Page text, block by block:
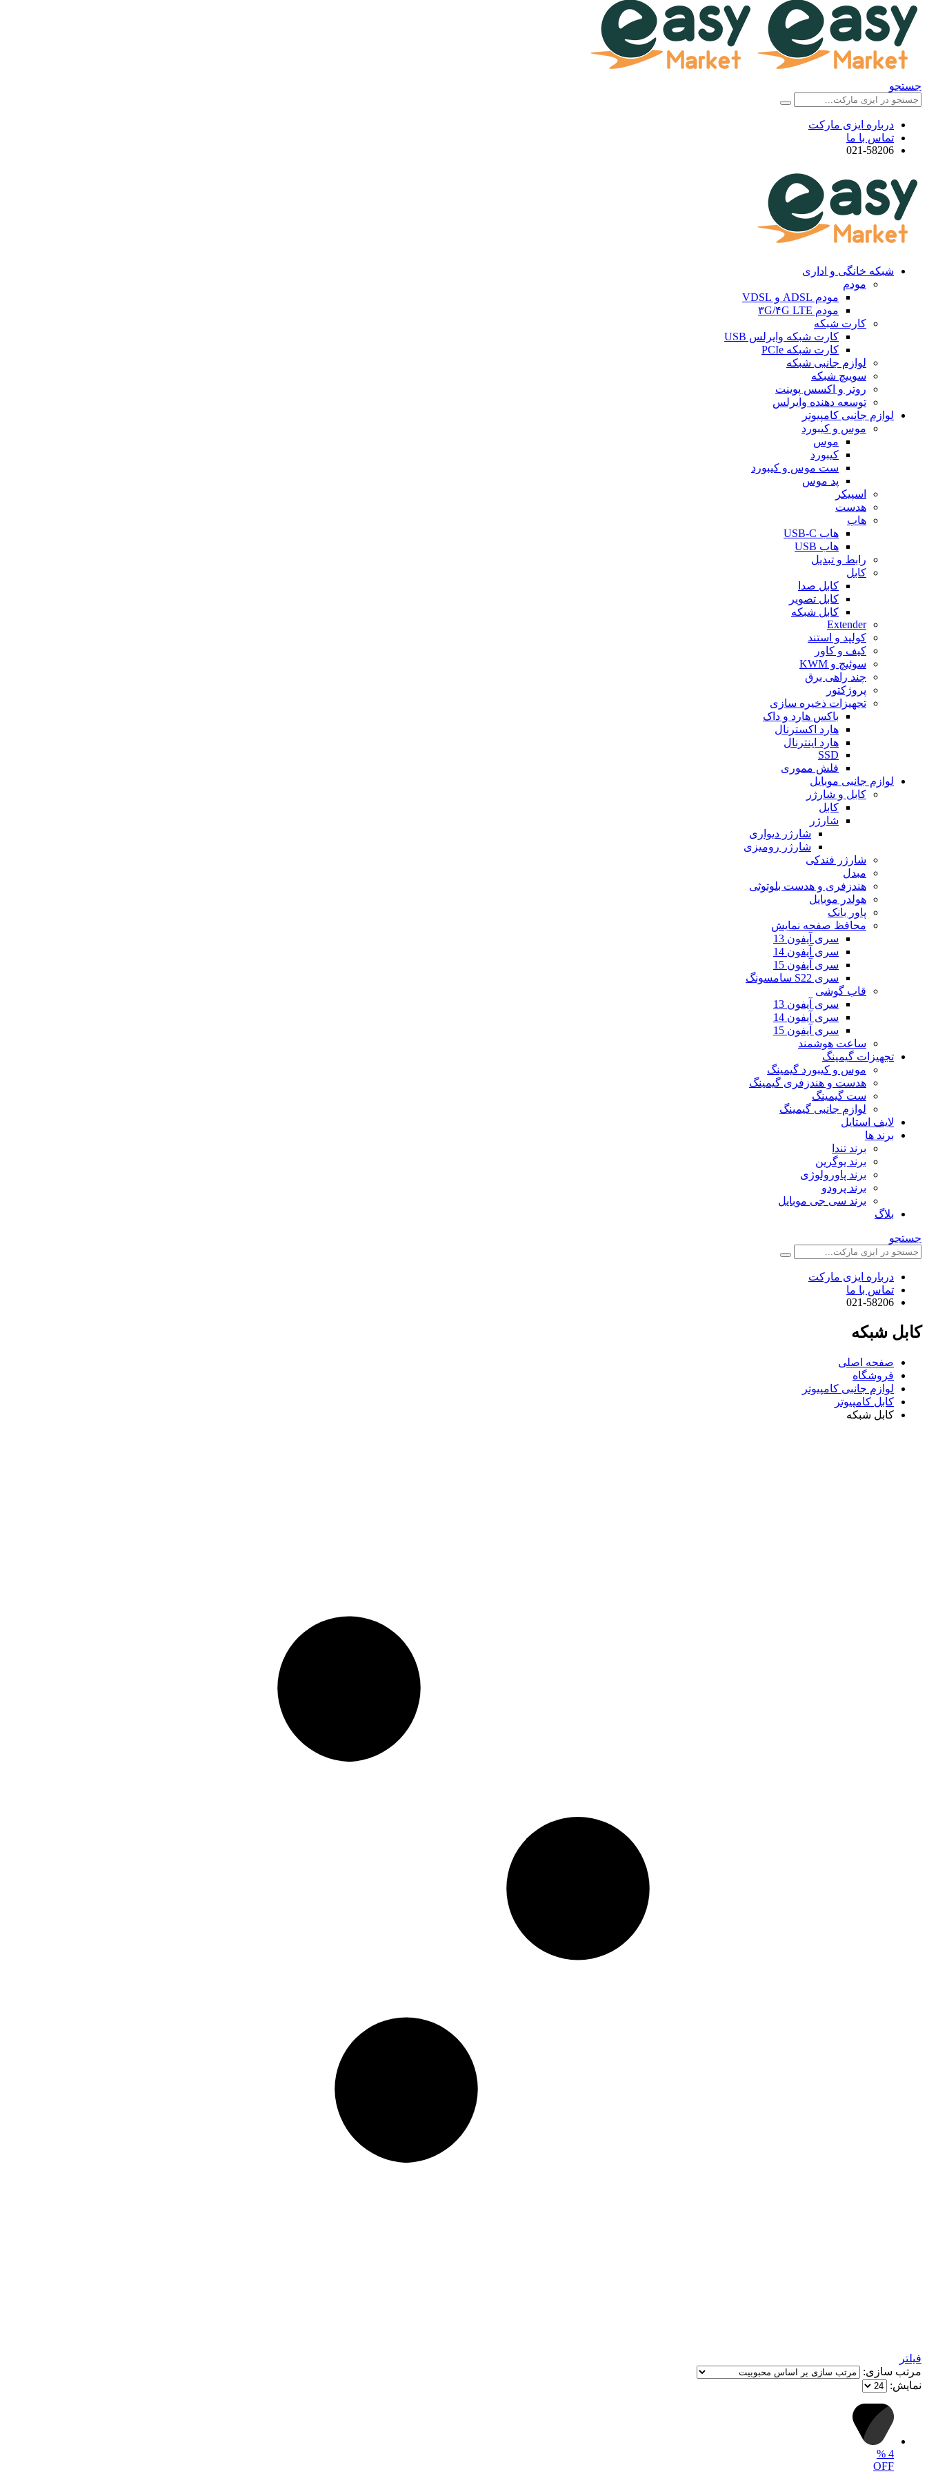
جستجو
درباره ایزی مارکت
تماس با ما
021-58206
شبکه خانگی و اداری
مودم
مودم ADSL و VDSL
مودم ۳G/۴G LTE
کارت شبکه
کارت شبکه وایرلس USB
کارت شبکه PCIe
لوازم جانبی شبکه
سوییچ شبکه
روتر و اکسس پوینت
توسعه دهنده وایرلس
لوازم جانبی کامپیوتر
موس و کیبورد
موس
کیبورد
ست موس و کیبورد
پد موس
اسپیکر
هدست
هاب
هاب USB-C
هاب USB
رابط و تبدیل
کابل
کابل صدا
کابل تصویر
کابل شبکه
Extender
کولپد و استند
کیف و کاور
سوئیچ و KWM
چند راهی برق
پروژکتور
تجهیزات ذخیره سازی
باکس هارد و داک
هارد اکسترنال
هارد اینترنال
SSD
فلش مموری
لوازم جانبی موبایل
کابل و شارژر
کابل
شارژر
شارژر دیواری
شارژر رومیزی
شارژر فندکی
مبدل
هندزفری و هدست بلوتوثی
هولدر موبایل
پاور بانک
محافظ صفحه نمایش
سری آیفون 13
سری آیفون 14
سری آیفون 15
سری S22 سامسونگ
قاب گوشی
سری آیفون 13
سری آیفون 14
سری آیفون 15
ساعت هوشمند
تجهیزات گیمینگ
موس و کیبورد گیمینگ
هدست و هندزفری گیمینگ
ست گیمینگ
لوازم جانبی گیمینگ
لایف استایل
برند ها
برند تندا
برند یوگرین
برند پاورولوژی
برند پرودو
برند سی جی موبایل
بلاگ
جستجو
درباره ایزی مارکت
تماس با ما
021-58206
کابل شبکه
صفحه اصلی
فروشگاه
لوازم جانبی کامپیوتر
کابل کامپیوتر
کابل شبکه
فیلتر
مرتب سازی:
نمایش:
4
%
OFF